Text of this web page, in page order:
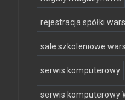
rejestracja spółki
sale szkoleniowe
serwis komputerowy
serwis komputerowy